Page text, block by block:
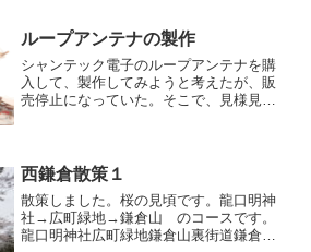
しようと思う。きっかけは筑波大...
ループアンテナの製作
シャンテック電子のループアンテナを購
入して、製作してみようと考えたが、販
売停止になっていた。そこで、見様見真
角材６００ｍｍ x 2とφ...
西鎌倉散策１
散策しました。桜の見頃です。龍口明神
社→広町緑地→鎌倉山 のコースです。
龍口明神社広町緑地鎌倉山裏街道鎌倉山